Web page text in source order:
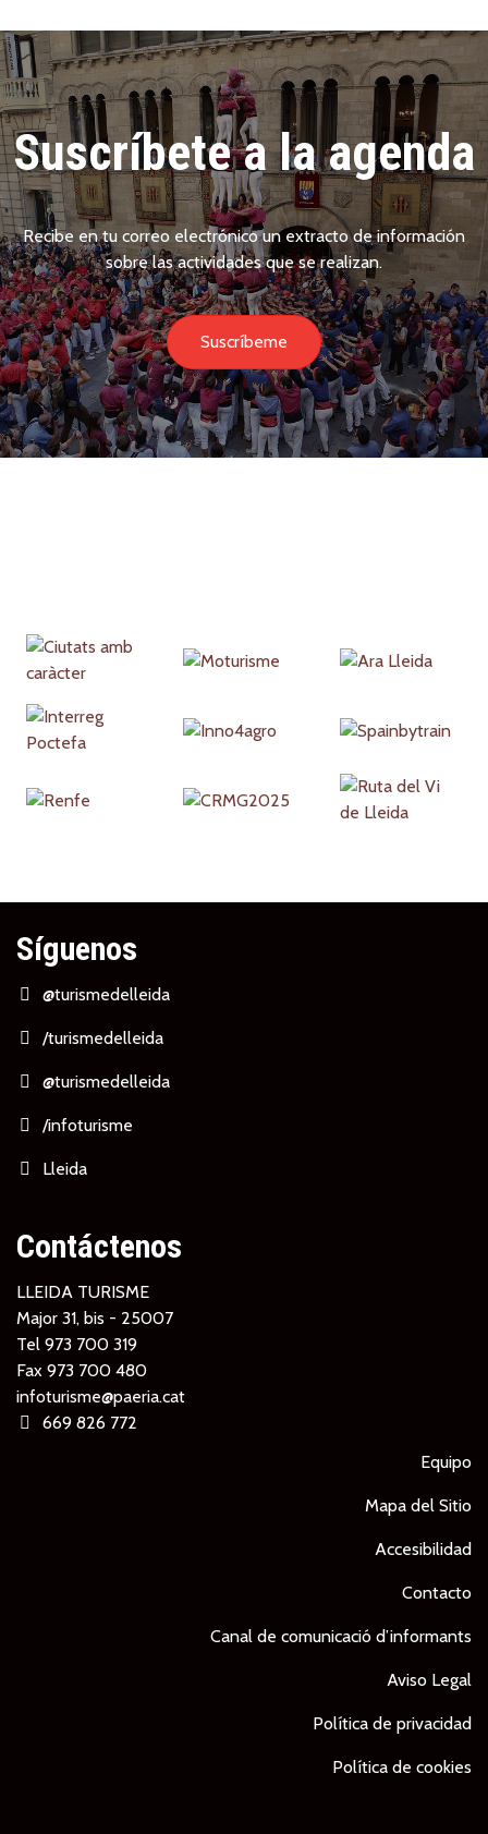
Suscríbete a la agenda
Recibe en tu correo electrónico un extracto de información
sobre las actividades que se realizan.
Suscríbeme
Partners
Síguenos
@turismedelleida
/turismedelleida
@turismedelleida
/infoturisme
Lleida
Contáctenos
LLEIDA TURISME
Major 31, bis - 25007
Tel 973 700 319
Fax 973 700 480
infoturisme@paeria.cat
669 826 772
Equipo
Mapa del Sitio
Accesibilidad
Contacto
Canal de comunicació d’informants
Aviso Legal
Política de privacidad
Política de cookies